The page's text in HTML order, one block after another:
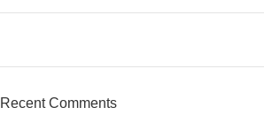
HP Envy 34
Recent Comments